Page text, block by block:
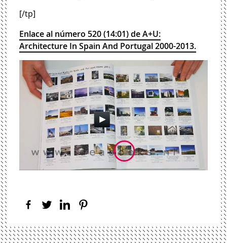
[/tp]
Enlace al número 520 (14:01) de A+U:
Architecture In Spain And Portugal 2000-2013.